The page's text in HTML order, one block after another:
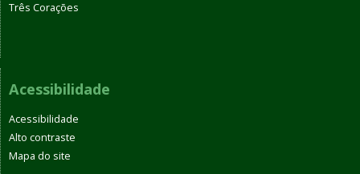
Três Corações
Acessibilidade
Acessibilidade
Alto contraste
Mapa do site